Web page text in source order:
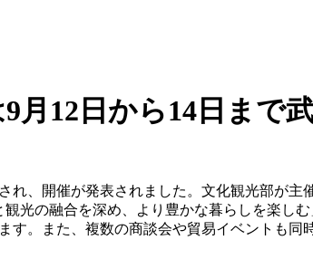
月12日から14日まで
れ、開催が発表されました。文化観光部が
光の融合を深め、より豊かな暮らしを楽し
。また、複数の商談会や貿易イベントも同